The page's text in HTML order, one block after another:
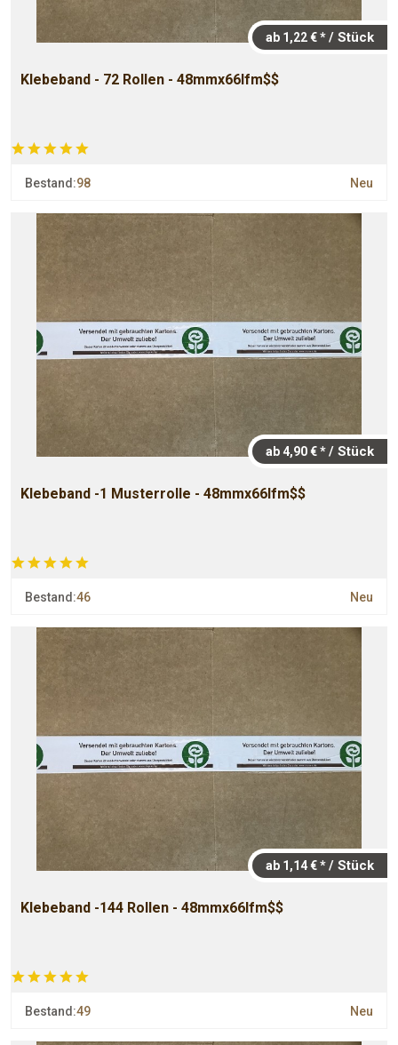
ab 1,22 € */ Stück
Klebeband - 72 Rollen - 48mmx66lfm$$
Bestand:98 Neu
ab 4,90 € */ Stück
Klebeband -1 Musterrolle - 48mmx66lfm$$
Bestand:46 Neu
ab 1,14 € */ Stück
Klebeband -144 Rollen - 48mmx66lfm$$
Bestand:49 Neu